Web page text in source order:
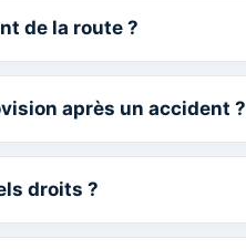
de la route ?
après un accident ?
droits ?